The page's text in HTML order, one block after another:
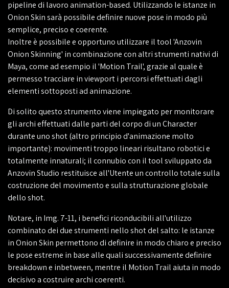
pipeline di lavoro animation-based. Utilizzando le istanze in
Onion Skin sarà possibile definire nuove pose in modo più
semplice, preciso e coerente.
Inoltre è possibile e opportuno utilizzare il tool 'Anzovin
Onion Skinning' in combinazione con altri strumenti nativi di
Maya, come ad esempio il 'Motion Trail', grazie al quale è
permesso tracciare in viewport i percorsi effettuati dagli
elementi sottoposti ad animazione.
Di solito questo strumento viene impiegato per monitorare
gli archi effettuati dalle parti del corpo di un Character
durante uno shot (altro principio d'animazione molto
importante): movimenti troppo lineari risultano robotici e
totalmente innaturali; il connubio con il tool sviluppato da
Anzovin Studio restituisce all'Utente un controllo totale sulla
costruzione del movimento e sulla strutturazione globale
dello shot.
Notare, in Img. 7-11, i benefici riconducibili all'utilizzo
combinato dei due strumenti nello shot del salto: le istanze
in Onion Skin permettono di definire in modo chiaro e preciso
le pose estreme in base alle quali successivamente definire
breakdown e inbetween, mentre il Motion Trail aiuta in modo
decisivo a costruire archi coerenti.